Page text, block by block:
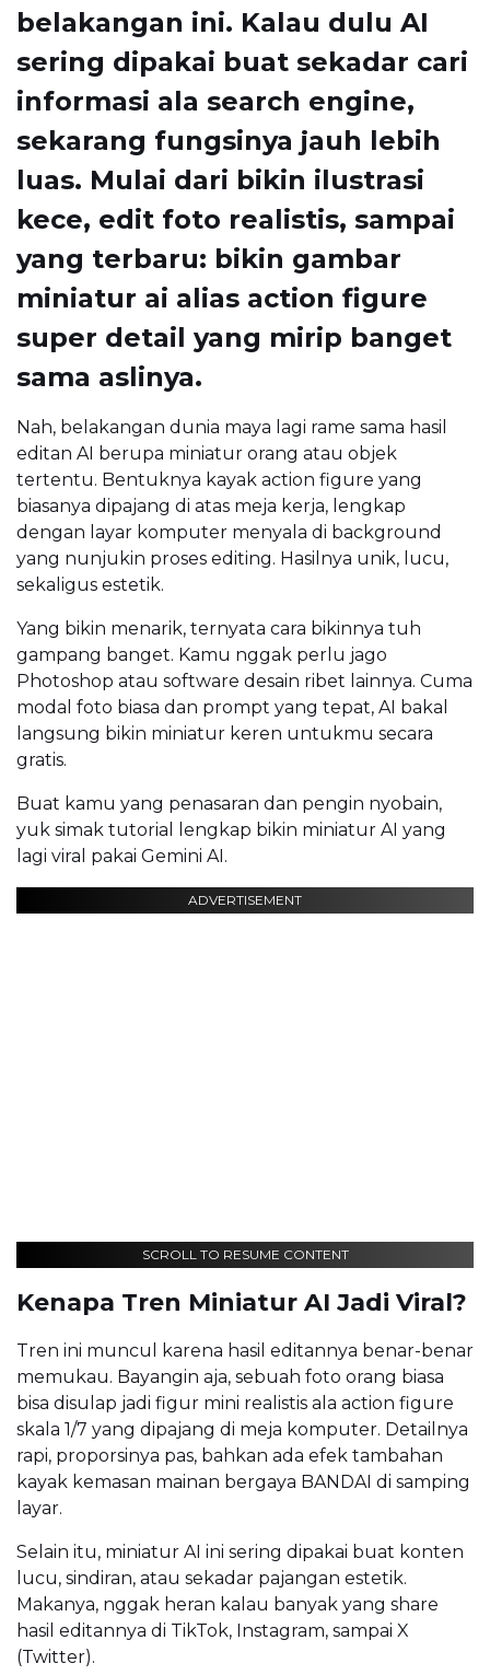
belakangan ini. Kalau dulu AI
sering dipakai buat sekadar cari
informasi ala search engine,
sekarang fungsinya jauh lebih
luas. Mulai dari bikin ilustrasi
kece, edit foto realistis, sampai
yang terbaru: bikin gambar
miniatur ai alias action figure
super detail yang mirip banget
sama aslinya.
Nah, belakangan dunia maya lagi rame sama hasil
editan AI berupa miniatur orang atau objek
tertentu. Bentuknya kayak action figure yang
biasanya dipajang di atas meja kerja, lengkap
dengan layar komputer menyala di background
yang nunjukin proses editing. Hasilnya unik, lucu,
sekaligus estetik.
Yang bikin menarik, ternyata cara bikinnya tuh
gampang banget. Kamu nggak perlu jago
Photoshop atau software desain ribet lainnya. Cuma
modal foto biasa dan prompt yang tepat, AI bakal
langsung bikin miniatur keren untukmu secara
gratis.
Buat kamu yang penasaran dan pengin nyobain,
yuk simak tutorial lengkap bikin miniatur AI yang
lagi viral pakai Gemini AI.
ADVERTISEMENT
SCROLL TO RESUME CONTENT
Kenapa Tren Miniatur AI Jadi Viral?
Tren ini muncul karena hasil editannya benar-benar
memukau. Bayangin aja, sebuah foto orang biasa
bisa disulap jadi figur mini realistis ala action figure
skala 1/7 yang dipajang di meja komputer. Detailnya
rapi, proporsinya pas, bahkan ada efek tambahan
kayak kemasan mainan bergaya BANDAI di samping
layar.
Selain itu, miniatur AI ini sering dipakai buat konten
lucu, sindiran, atau sekadar pajangan estetik.
Makanya, nggak heran kalau banyak yang share
hasil editannya di TikTok, Instagram, sampai X
(Twitter).